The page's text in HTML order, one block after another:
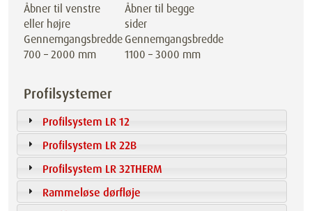
Åbner til venstre
eller højre
Gennemgangsbredde
700 – 2000 mm
Åbner til begge
sider
Gennemgangsbredde
1100 – 3000 mm
Profilsystemer
Profilsystem LR 12
Profilsystem LR 22B
Profilsystem LR 32THERM
Rammeløse dørfløje